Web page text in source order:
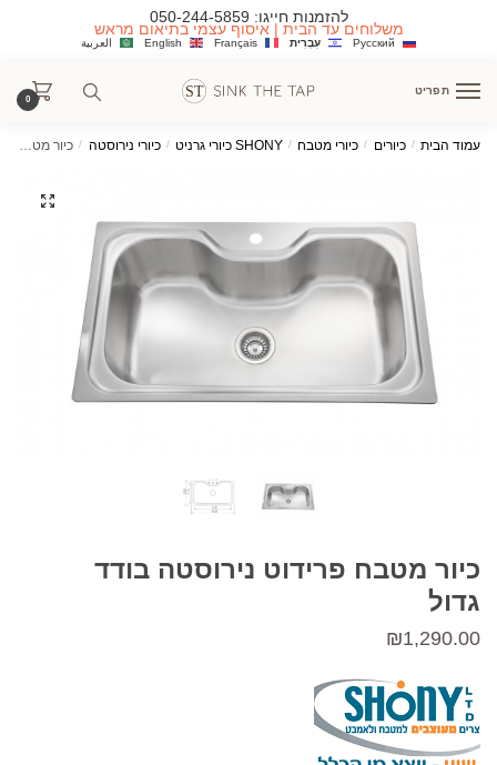
להזמנות חייגו: 050-244-5859
משלוחים עד הבית | איסוף עצמי בתיאום מראש
العربية English Français עִבְרִית Русский
תפריט
0
עמוד הבית / כיורים / כיורי מטבח / SHONY כיורי גרניט / כיורי נירוסטה / כיור מטבח פרידוט נירוסטה בודד גדול
כיור מטבח פרידוט נירוסטה בודד
גדול
₪1,290.00